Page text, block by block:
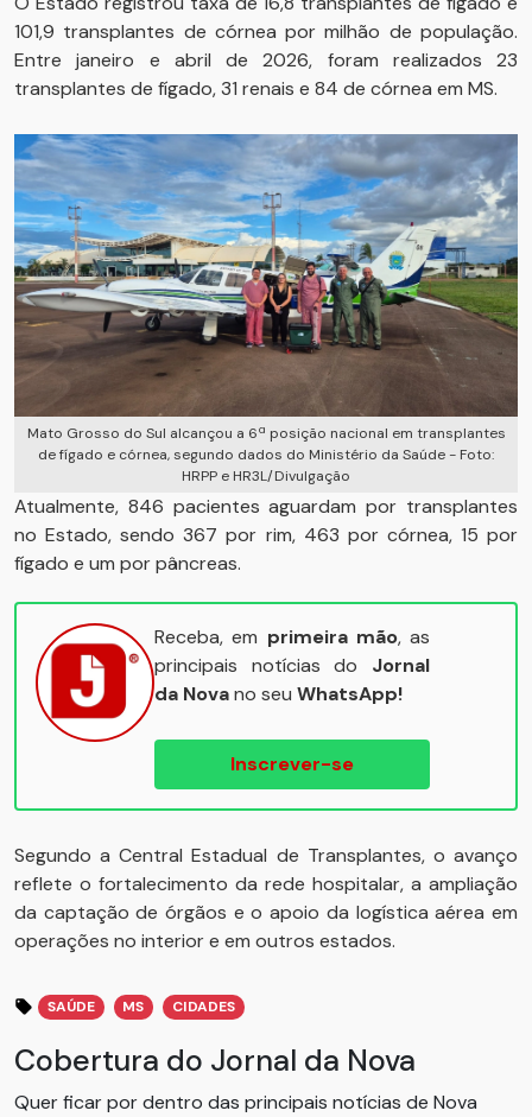
101,9 transplantes de córnea por milhão de população.
Entre janeiro e abril de 2026, foram realizados 23
transplantes de fígado, 31 renais e 84 de córnea em MS.
Mato Grosso do Sul alcançou a 6ª posição nacional em transplantes
de fígado e córnea, segundo dados do Ministério da Saúde - Foto:
HRPP e HR3L/Divulgação
Atualmente, 846 pacientes aguardam por transplantes
no Estado, sendo 367 por rim, 463 por córnea, 15 por
fígado e um por pâncreas.
Receba, em primeira mão, as
principais notícias do Jornal
da Novano seu WhatsApp!
Inscrever-se
Segundo a Central Estadual de Transplantes, o avanço
reflete o fortalecimento da rede hospitalar, a ampliação
da captação de órgãos e o apoio da logística aérea em
operações no interior e em outros estados.
SAÚDE MS CIDADES
Cobertura do Jornal da Nova
Quer ficar por dentro das principais notícias de Nova